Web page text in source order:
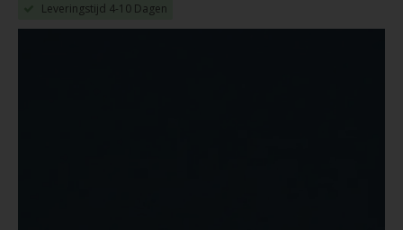
Leveringstijd 4-10 Dagen